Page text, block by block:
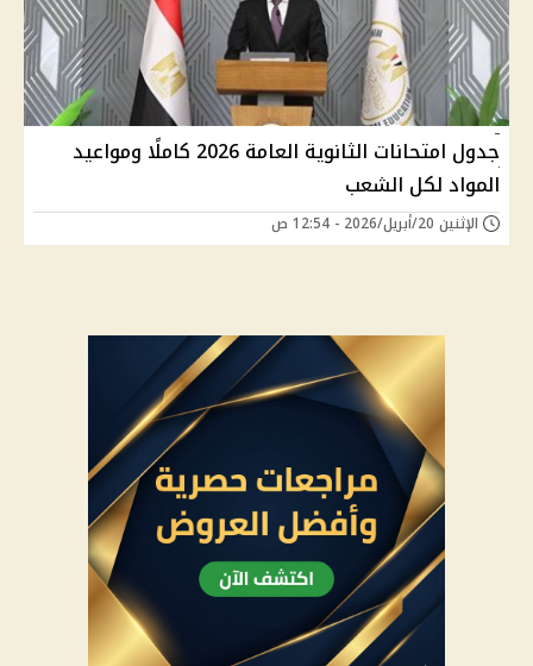
جدول امتحانات الثانوية العامة 2026 كاملًا ومواعيد
المواد لكل الشعب
الإثنين 20/أبريل/2026 - 12:54 ص